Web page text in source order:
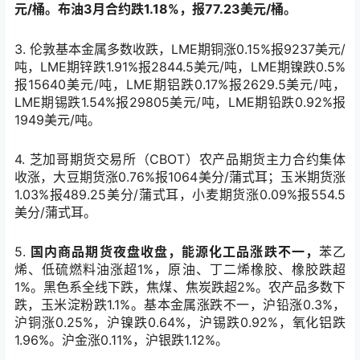
元/桶。布油3月合约跌1.18%，报77.23美元/桶。
3. 伦敦基本金属多数收跌，LME期铜涨0.15%报9237美元/
吨，LME期锌跌1.91%报2844.5美元/吨，LME期镍跌0.5%
报15640美元/吨，LME期铝跌0.17%报2629.5美元/吨，
LME期锡跌1.54%报29805美元/吨，LME期铅跌0.92%报
1949美元/吨。
4. 芝加哥期货交易所（CBOT）农产品期货主力合约集体
收涨，大豆期货涨0.76%报1064美分/蒲式耳；玉米期货涨
1.03%报489.25美分/蒲式耳，小麦期货涨0.09%报554.5
美分/蒲式耳。
5. 国内商品期货夜盘收盘，能源化工品涨跌不一， 苯乙
烯、低硫燃料油涨超1%，原油、丁二烯橡胶、橡胶跌超
1%。黑色系全线下跌，焦煤、焦炭跌超2%。农产品多数下
跌，玉米淀粉跌1.1%。基本金属涨跌不一，沪铅涨0.3%，
沪铜涨0.25%，沪镍跌0.64%，沪锡跌0.92%，氧化铝跌
1.96%。沪金涨0.11%，沪银跌1.12%。